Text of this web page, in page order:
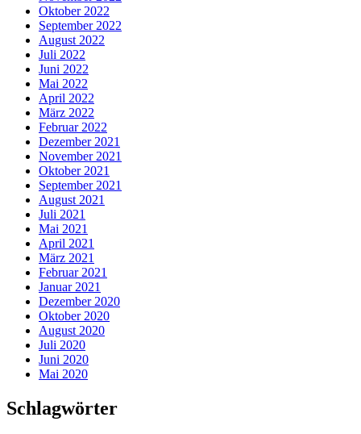
Oktober 2022
September 2022
August 2022
Juli 2022
Juni 2022
Mai 2022
April 2022
März 2022
Februar 2022
Dezember 2021
November 2021
Oktober 2021
September 2021
August 2021
Juli 2021
Mai 2021
April 2021
März 2021
Februar 2021
Januar 2021
Dezember 2020
Oktober 2020
August 2020
Juli 2020
Juni 2020
Mai 2020
Schlagwörter